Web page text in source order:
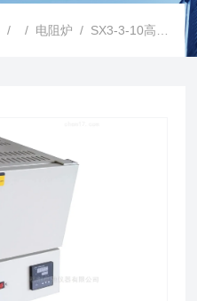
/ / 电阻炉 / SX3-3-10高温炉陶瓷纤维马弗炉高温炉1000度